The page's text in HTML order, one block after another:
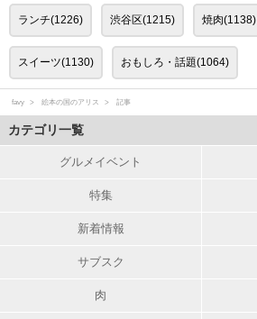
ランチ(1226) 渋谷区(1215) 焼肉(1138)
スイーツ(1130) おもしろ・話題(1064)
favy 絵本の国のアリス 記事
カテゴリ一覧
グルメイベント
特集
新着情報
サブスク
肉